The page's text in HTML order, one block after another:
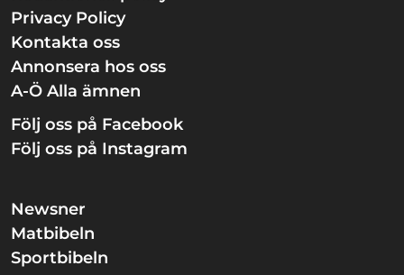
Privacy Policy
Kontakta oss
Annonsera hos oss
A-Ö Alla ämnen
Följ oss på Facebook
Följ oss på Instagram
Newsner
Matbibeln
Sportbibeln